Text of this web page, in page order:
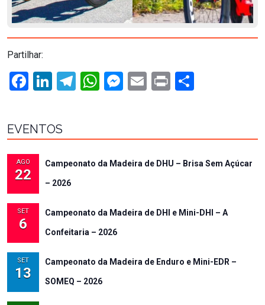
Partilhar:
Facebook
LinkedIn
Telegram
WhatsApp
Messenger
Email
Print
EVENTOS
AGO
22
Campeonato da Madeira de DHU – Brisa Sem Açúcar
– 2026
SET
6
Campeonato da Madeira de DHI e Mini-DHI – A
Confeitaria – 2026
SET
13
Campeonato da Madeira de Enduro e Mini-EDR –
SOMEQ – 2026